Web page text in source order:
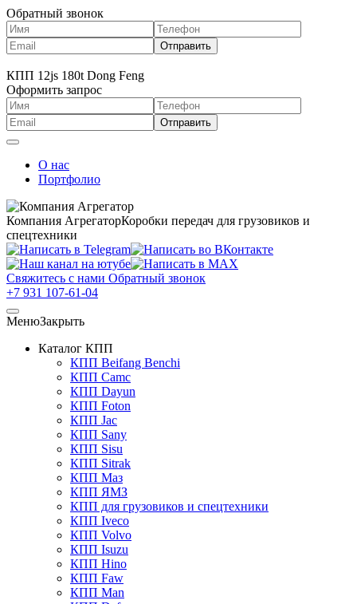
Обратный звонок
КПП 12js 180t Dong Feng
Оформить запрос
О нас
Портфолио
Компания АгрегаторКоробки передач для грузовиков и
спецтехники
Свяжитесь с нами Обратный звонок
+7 931 107-61-04
МенюЗакрыть
Каталог КПП
КПП Beifang Benchi
КПП Camc
КПП Dayun
КПП Foton
КПП Jac
КПП Sany
КПП Sisu
КПП Sitrak
КПП Маз
КПП ЯМЗ
КПП для грузовиков и спецтехники
КПП Iveco
КПП Volvo
КПП Isuzu
КПП Hino
КПП Faw
КПП Man